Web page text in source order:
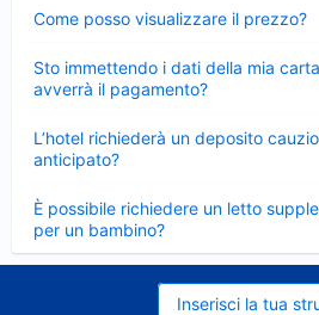
Come posso visualizzare il prezzo?
chiuso
Sto immettendo i dati della mia
avverrà il pagamento?
chiuso
L’hotel richiederà un deposito
anticipato?
chiuso
È possibile richiedere un letto
per un bambino?
Elemento
chiuso
Inserisci la tua